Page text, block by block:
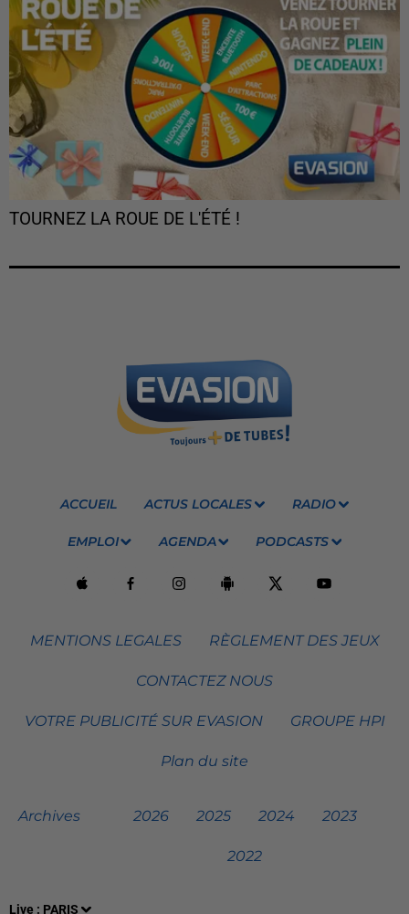
Live : PARIS
TOURNEZ LA ROUE DE L'ÉTÉ !
ACCUEIL ACTUS LOCALES RADIO
EMPLOI AGENDA PODCASTS
MENTIONS LEGALES RÈGLEMENT DES JEUX
CONTACTEZ NOUS
VOTRE PUBLICITÉ SUR EVASION GROUPE HPI
Plan du site
Archives 2026 2025 2024 2023
2022